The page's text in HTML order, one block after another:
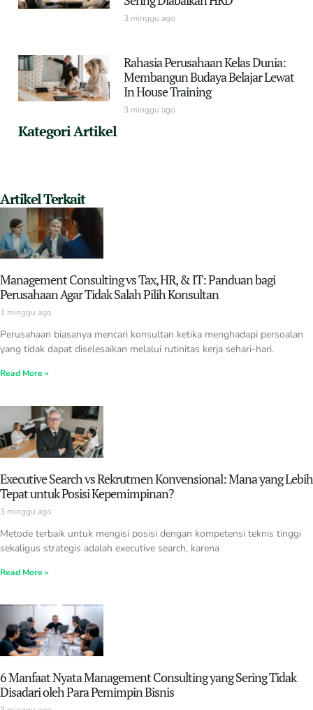
3 minggu ago
Rahasia Perusahaan Kelas Dunia:
Membangun Budaya Belajar Lewat
In House Training
3 minggu ago
Kategori Artikel
Artikel Terkait
Management Consulting vs Tax, HR, & IT: Panduan bagi
Perusahaan Agar Tidak Salah Pilih Konsultan
1 minggu ago
Perusahaan biasanya mencari konsultan ketika menghadapi persoalan
yang tidak dapat diselesaikan melalui rutinitas kerja sehari-hari.
Read More »
Executive Search vs Rekrutmen Konvensional: Mana yang Lebih
Tepat untuk Posisi Kepemimpinan?
3 minggu ago
Metode terbaik untuk mengisi posisi dengan kompetensi teknis tinggi
sekaligus strategis adalah executive search, karena
Read More »
6 Manfaat Nyata Management Consulting yang Sering Tidak
Disadari oleh Para Pemimpin Bisnis